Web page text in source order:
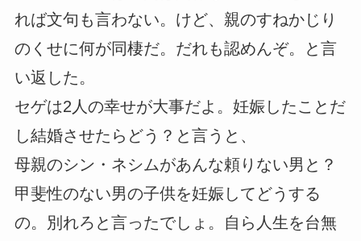
れば文句も言わない。けど、親のすねかじり
のくせに何が同棲だ。だれも認めんぞ。と言
い返した。
セゲは2人の幸せが大事だよ。妊娠したことだ
し結婚させたらどう？と言うと、
母親のシン・ネシムがあんな頼りない男と？
甲斐性のない男の子供を妊娠してどうする
の。別れろと言ったでしょ。自ら人生を台無